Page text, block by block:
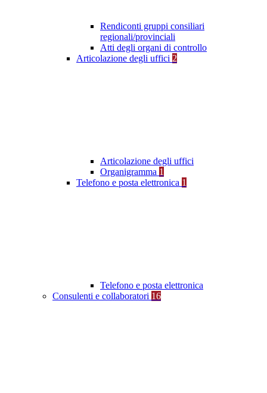
Rendiconti gruppi consiliari
regionali/provinciali
Atti degli organi di controllo
Articolazione degli uffici 2
Articolazione degli uffici
Organigramma 1
Telefono e posta elettronica 1
Telefono e posta elettronica
Consulenti e collaboratori 16